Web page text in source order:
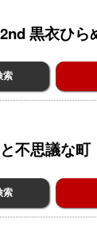
黒衣ひら
索
不思議な町
索